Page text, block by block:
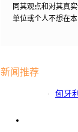
同其观点和对其真
单位或个人不想在
新闻推荐
匈牙